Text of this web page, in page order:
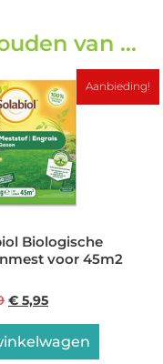
van …
Aanbieding!
Biologische
voor 45m2
€ 5,95